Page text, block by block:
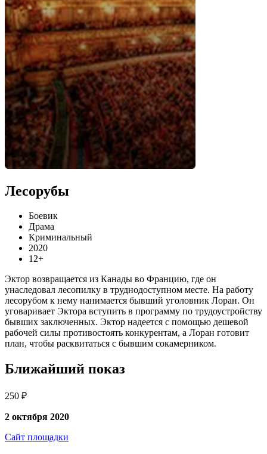
Лесорубы
Боевик
Драма
Криминальный
2020
12+
Эктор возвращается из Канады во Францию, где он
унаследовал лесопилку в труднодоступном месте. На работу
лесорубом к нему нанимается бывший уголовник Лоран. Он
уговаривает Эктора вступить в программу по трудоустройству
бывших заключенных. Эктор надеется с помощью дешевой
рабочей силы противостоять конкурентам, а Лоран готовит
план, чтобы расквитаться с бывшим сокамерником.
Ближайший показ
250 ₽
2 октября 2020
Сайт площадки